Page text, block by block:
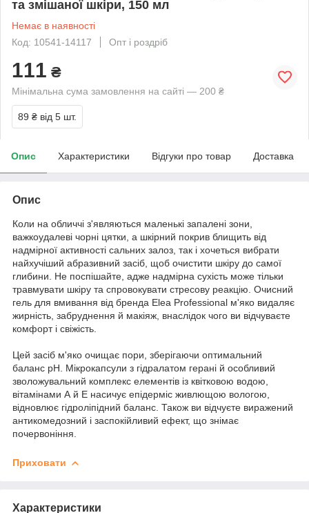
та змішаної шкіри, 150 мл
Немає в наявності
Код: 10541-14117
Опт і роздріб
111 ₴
Мінімальна сума замовлення на сайті — 200 ₴
89 ₴ від 5 шт.
Опис Характеристики Відгуки про товар Доставка
Опис
Коли на обличчі з'являються маленькі запалені зони,
важкоудалеві чорні цятки, а шкірний покрив блищить від
надмірної активності сальних залоз, так і хочеться вибрати
найхучіший абразивний засіб, щоб очистити шкіру до самої
глибини. Не поспішайте, адже надмірна сухість може тільки
травмувати шкіру та спровокувати стресову реакцію. Очисний
гель для вмивання від бренда Elea Professional м'яко видаляє
жирність, забруднення й макіяж, внаслідок чого ви відчуваєте
комфорт і свіжість.
Цей засіб м'яко очищає пори, зберігаючи оптимальний
баланс pH. Мікрокапсули з гідралатом герані й особливий
зволожувальний комплекс елементів із квітковою водою,
вітамінами А й Е насичує епідерміс живлющою вологою,
відновлює гідроліпідний баланс. Також ви відчуєте виражений
антикомедозний і заспокійливий ефект, що знімає
почервоніння.
Приховати
Характеристики